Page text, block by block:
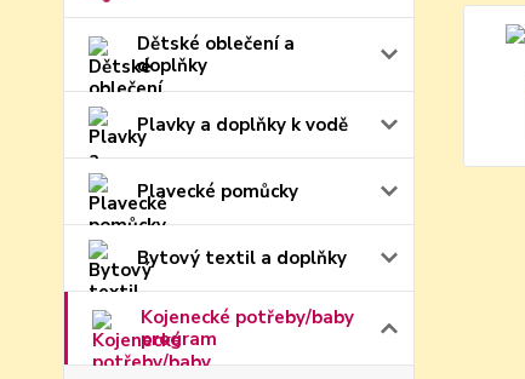
Dětské oblečení a
doplňky
Plavky a doplňky k vodě
Plavecké pomůcky
Bytový textil a doplňky
Kojenecké potřeby/baby
program